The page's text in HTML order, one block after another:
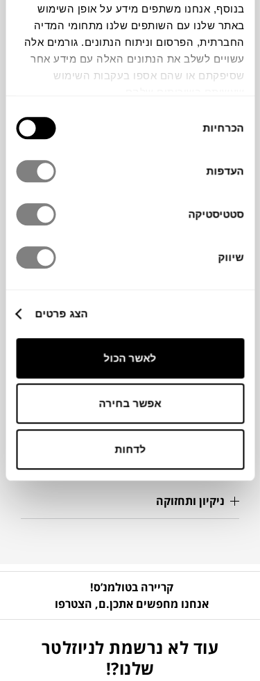
בנוסף, אנחנו משתפים מידע על אופן השימוש
באתר שלנו עם השותפים שלנו מתחומי המדיה
החברתית, הפרסום וניתוח הנתונים. גורמים אלה
עשויים לשלב את הנתונים האלה עם מידע אחר
שסיפקתם או שהם אספו בעקבות השימוש
הסכמה
הכרחיות
העדפות
סטטיסטיקה
שיווק
הצג פרטים
לאשר הכול
אפשר בחירה
לדחות
מתלי הקיר מסדרת oblo של
STRIBBO
אלון טבעי מוברש. מציעים מראה חמים ומעודן
שמתאים לכל חדר בבית, לתליית תיקים, מעילים
או פריטים דקורטיביים. זמינים בשני גדלים
למשחק קומפוזיציות מעניין על הקיר או לשימוש
מותג
מידע על חומרים
מק"ט
ניקיון ותחזוקה
קריירה בטולמנ’ס!
אנחנו מחפשים אתכן.ם, הצטרפו
עוד לא נרשמת לניוזלטר
שלנו?!